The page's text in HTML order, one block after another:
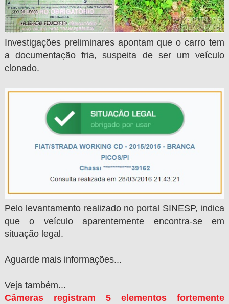
Investigações preliminares apontam que o carro tem
a documentação fria, suspeita de ser um veículo
clonado.
Pelo levantamento realizado no portal SINESP, indica
que o veículo aparentemente encontra-se em
situação legal.
Aguarde mais informações...
Veja também...
Câmeras registram 5 elementos fortemente